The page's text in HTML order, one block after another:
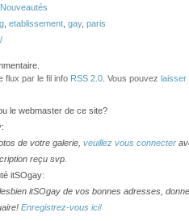
Nouveautés
etablissement gay, paris
flux par le fil info RSS 2.0 . Vous pouvez laisser
le webmaster de ce site?
de votre galerie, veuillez vous connecter
reçu svp.
itSOgay:
itSOgay de vos bonnes adresses,
Enregistrez-vous ici!